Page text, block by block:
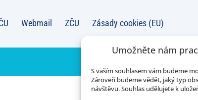
Umožněte nám
S vaším souhlasem vám budeme
Zároveň budeme vědět, jaký typ
návštěvu. Souhlas udělujete k
Webmail ZČU Zásady cookies (EU)